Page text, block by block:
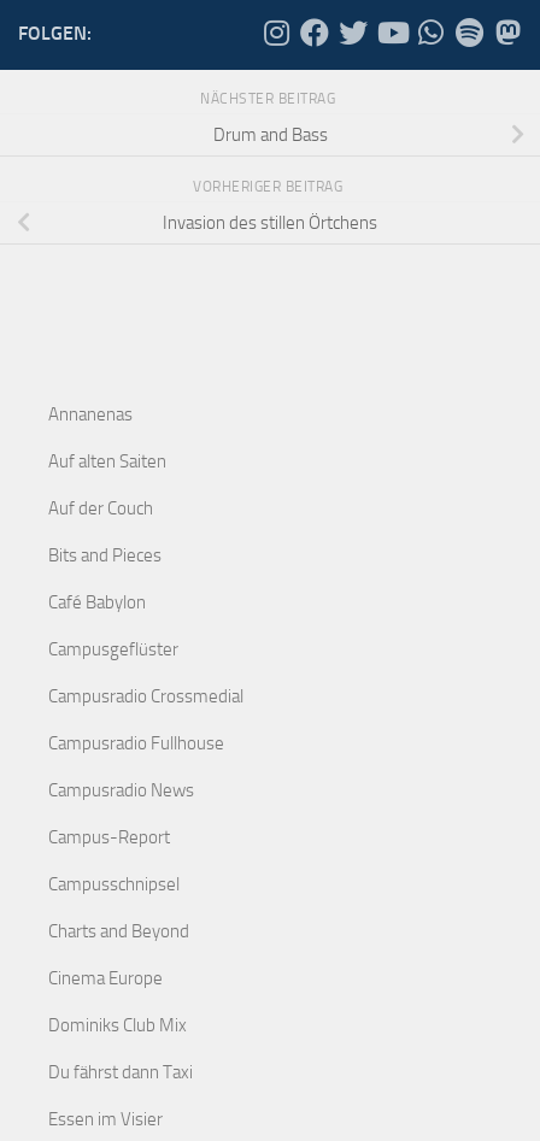
FOLGEN:
NÄCHSTER BEITRAG
Drum and Bass
VORHERIGER BEITRAG
Invasion des stillen Örtchens
Annanenas
Auf alten Saiten
Auf der Couch
Bits and Pieces
Café Babylon
Campusgeflüster
Campusradio Crossmedial
Campusradio Fullhouse
Campusradio News
Campus-Report
Campusschnipsel
Charts and Beyond
Cinema Europe
Dominiks Club Mix
Du fährst dann Taxi
Essen im Visier